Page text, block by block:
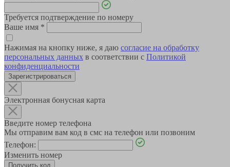
Требуется подтверждение по номеру
Ваше имя *
Нажимая на кнопку ниже, я даю согласие на обработку
персональных данных в соответствии с Политикой
конфиденциальности
Зарегистрироваться
Электронная бонусная карта
Введите номер телефона
Мы отправим вам код в смс на телефон или позвоним
Телефон:
Изменить номер